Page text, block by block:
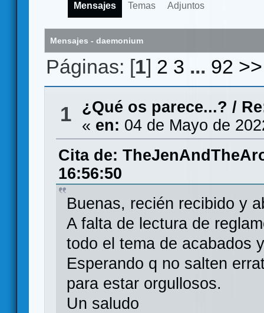
Mensajes Temas Adjuntos
Mensajes - daemonium
Páginas: [1] 2 3 ... 92 >>
1 ¿Qué os parece...? /
« en: 04 de Mayo de
Cita de:
16:56:50
Buenas, recién recibido y
A falta de lectura de
todo el tema de acabados
Esperando q no salten
para estar orgullosos.
Un saludo